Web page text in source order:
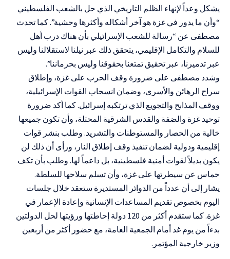
يشكل وعداً لإنهاء الظلم التاريخي الذي حل بالشعب الفلسطيني
“وأن ما يدور في غزة هو آخر أشكاله وأكثرها وحشية”. كما تحدث
مصطفى عن “رسالة للشعب الإسرائيلي بأن هناك درب أهل
للسلام والتكامل الإقليمي، يتحقق ذلك عبر نيلنا لاستقلالنا وليس
عبر تدميرنا، عبر تحقيق تمتعنا بحقوقنا وليس بحرماننا”.
وشدد مصطفى على ضرورة وقف الحرب على غزة، وإطلاق
سراح الرهائن والأسرى، وضمان انسحاب القوات الإسرائيلية،
ووقف المذابح والتجويع الذي ترتكبه إسرائيل. كما أكد ضرورة
توحيد غزة والضفة والقدس الشرقية المحتلة، وأن تكون جميعها
خالية من الحصار والمستوطنات والتشريد. وطلب بنشر قوات
إقليمية ودولية لضمان تنفيذ وقف إطلاق النار، ورأى أن ذلك لن
يكون بديلاً لقوات أمنية فلسطينية، بل داعماً لها. وطلب بأن تكف
حماس عن سيطرتها على غزة، وأن تسلم سلاحها للسلطة.
يشار إلى أن عدداً من الدوائر المستديرة ستعقد خلال جلسات
اليوم بخصوص تقديم المساعدات الإنسانية وإعادة الإعمار في
غزة. كما ستقدم أكثر من 120 دولة إحاطتها ورؤيتها لحل الدولتين
بدءاً من يوم غد أمام الجمعية العامة، مع حضور أكثر من أربعين
وزير خارجية المؤتمر.